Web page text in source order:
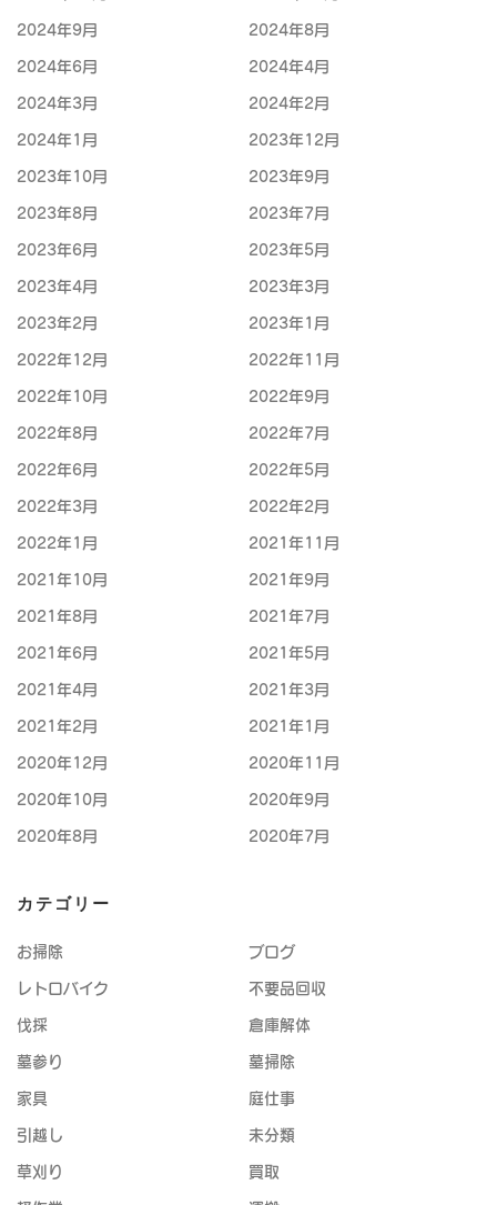
2024年9月 2024年8月
2024年6月 2024年4月
2024年3月 2024年2月
2024年1月 2023年12月
2023年10月 2023年9月
2023年8月 2023年7月
2023年6月 2023年5月
2023年4月 2023年3月
2023年2月 2023年1月
2022年12月 2022年11月
2022年10月 2022年9月
2022年8月 2022年7月
2022年6月 2022年5月
2022年3月 2022年2月
2022年1月 2021年11月
2021年10月 2021年9月
2021年8月 2021年7月
2021年6月 2021年5月
2021年4月 2021年3月
2021年2月 2021年1月
2020年12月 2020年11月
2020年10月 2020年9月
2020年8月 2020年7月
カテゴリー
お掃除 ブログ
レトロバイク 不要品回収
伐採 倉庫解体
墓参り 墓掃除
家具 庭仕事
引越し 未分類
草刈り 買取